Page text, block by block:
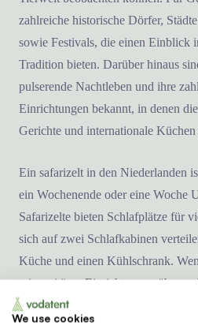
zahlreiche historische Dörfer,
sowie Festivals, die einen Einblick
Tradition bieten. Darüber hinaus
pulserende Nachtleben und ihre
Einrichtungen bekannt, in denen
Gerichte und internationale
Ein safarizelt in den Niederlanden
ein Wochenende oder eine Woche
Safarizelte bieten Schlafplätze für
sich auf zwei Schlafkabinen
Küche und einen Kühlschrank.
mitsanitärenEinrichtungen
Badezimmer mit Dusche, Toilette
We use cookies